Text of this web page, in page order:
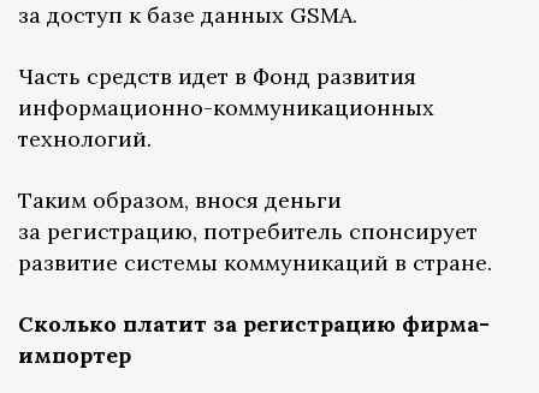
за доступ к базе данных GSMA.
Часть средств идет в Фонд развития
информационно-коммуникационных
технологий.
Таким образом, внося деньги
за регистрацию, потребитель спонсирует
развитие системы коммуникаций в стране.
Сколько платит за регистрацию фирма-
импортер